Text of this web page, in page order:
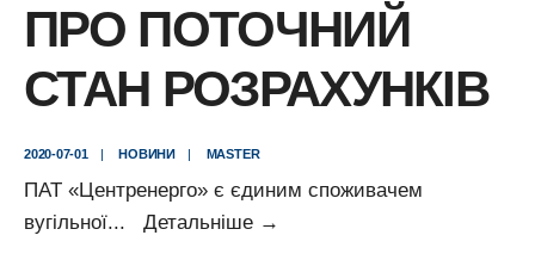
ПРО ПОТОЧНИЙ
СТАН РОЗРАХУНКІВ
2020-07-01 НОВИНИ MASTER
ПАТ «Центренерго» є єдиним споживачем
вугільної... Детальніше →